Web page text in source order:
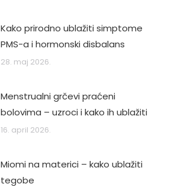
Kako prirodno ublažiti simptome
PMS-a i hormonski disbalans
28. maj 2026.
Menstrualni grčevi praćeni
bolovima – uzroci i kako ih ublažiti
16. april 2026.
Miomi na materici – kako ublažiti
tegobe